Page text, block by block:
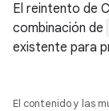
El reintento de
combinación de
existente para
El contenido y las